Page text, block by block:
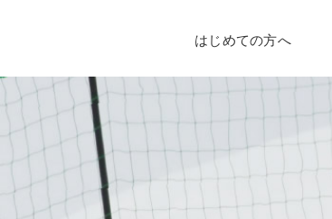
はじめての方へ